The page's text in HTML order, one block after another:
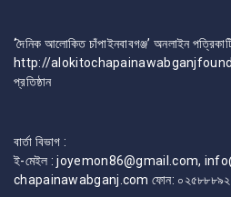
‘দৈনিক আলোকিত চাঁপাইনবাবগঞ্জ’ অনলাইন
http://
প্রতিষ্ঠান
বার্তা বিভাগ :
ই-মেইল : joyemon86@gmail.com,
chapainawabganj.com ফোন: